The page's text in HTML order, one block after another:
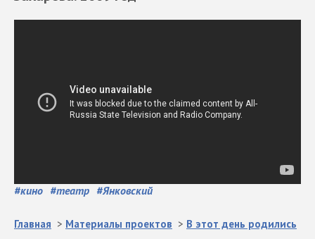
#кино #театр #Янковский
Главная > Материалы проектов > В этот день родились